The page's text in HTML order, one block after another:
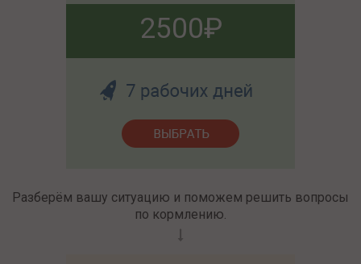
2500
Разберём вашу ситуацию и поможем решить вопросы
по кормлению.